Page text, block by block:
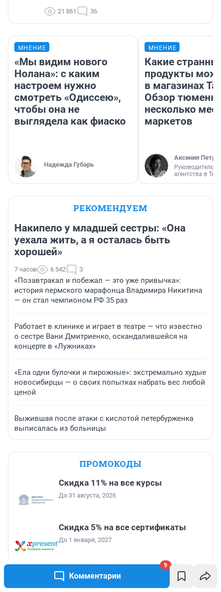
Комментарии
9
21 861 36
МНЕНИЕ
«Мы видим нового
Нолана»: с каким
настроем нужно
смотреть «Одиссею»,
чтобы она не
выглядела как фиаско
Надежда Губарь
МНЕНИЕ
Какие
продукты
в магазинах
Обзор
несколько
маркетов
Аксиния
Руководитель
агентства в
РЕКОМЕНДУЕМ
Накипело у младшей сестры: «Она
уехала жить, а я осталась быть
хорошей»
7 часов 6 542 3
«Позавтракал и побежал — это уже привычка»:
история пермского марафонца Владимира Никитина
— он стал чемпионом РФ 35 раз
Работает в клинике и играет в театре — что известно
о сестре Вани Дмитриенко, оскандалившейся на
концерте в «Лужниках»
«Ела одни булочки и пирожные»: экстремально худые
новосибирцы — о своих попытках набрать вес любой
ценой
Выжившая после атаки с кислотой петербурженка
выписалась из больницы
ПРОМОКОДЫ
Скидка 11% на все курсы
До 31 августа, 2026
Скидка 5% на все сертификаты
До 1 января, 2027
Скидка 11% на все курсы
английского